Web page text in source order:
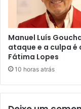
Manuel Luís
ataque e a culpa é
Fátima Lopes
10 horas atrás